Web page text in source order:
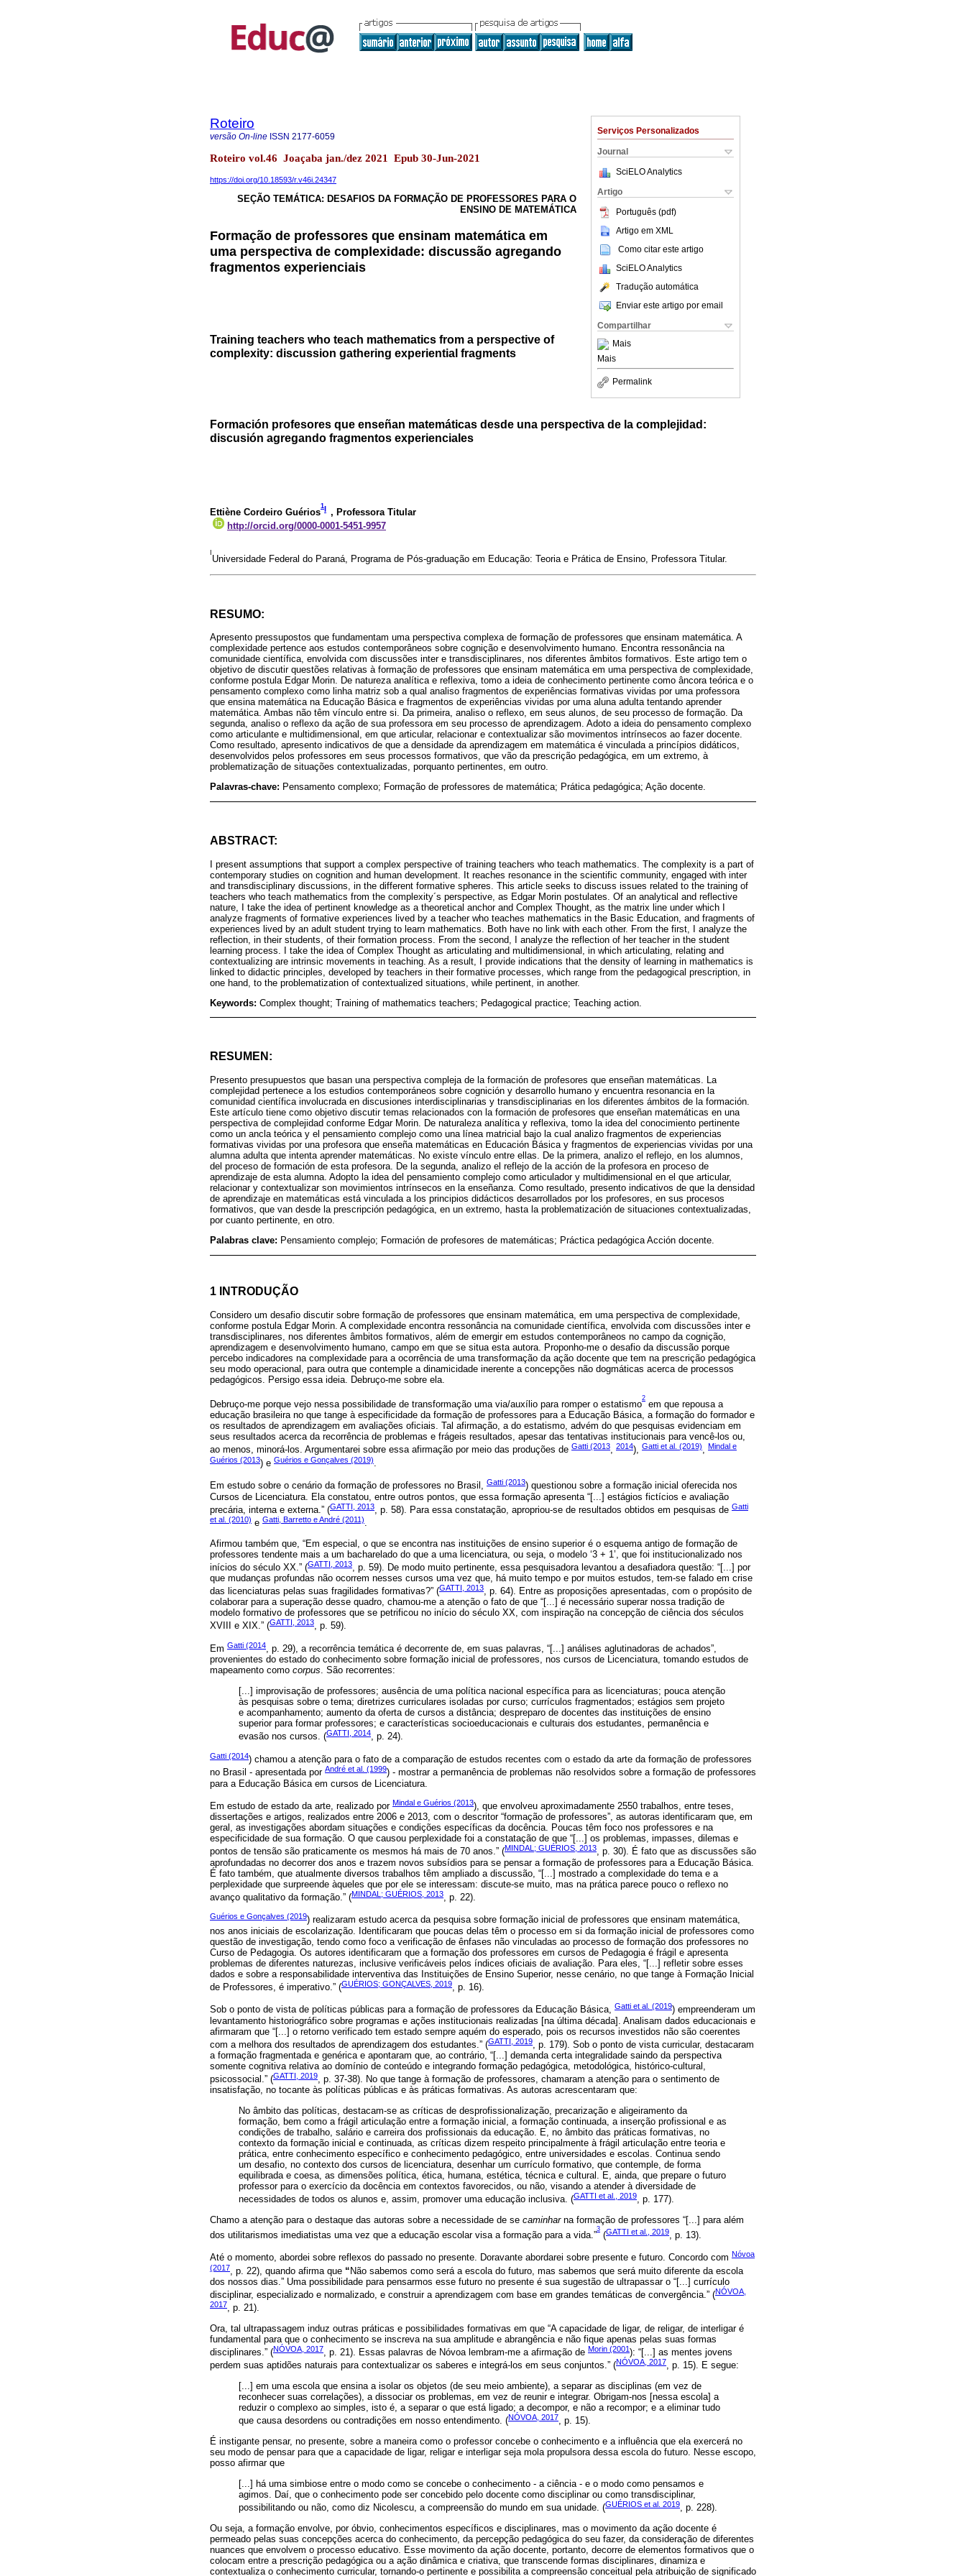
Serviços Personalizados
Journal
SciELO Analytics
Artigo
Português (pdf)
Artigo em XML
Como citar este artigo
SciELO Analytics
Tradução automática
Enviar este artigo por email
Compartilhar
Mais
Mais
Permalink
Roteiro
versão On-line ISSN 2177-6059
Roteiro vol.46 Joaçaba jan./dez 2021 Epub 30-Jun-2021
https://doi.org/10.18593/r.v46i.24347
SEÇÃO TEMÁTICA: DESAFIOS DA FORMAÇÃO DE PROFESSORES PARA O
ENSINO DE MATEMÁTICA
Formação de professores que ensinam matemática em
uma perspectiva de complexidade: discussão agregando
fragmentos experienciais
Training teachers who teach mathematics from a perspective of
complexity: discussion gathering experiential fragments
Formación profesores que enseñan matemáticas desde una perspectiva de la complejidad:
discusión agregando fragmentos experienciales
Ettiène Cordeiro Guérios
1I , Professora Titular
http://orcid.org/0000-0001-5451-9957
Universidade Federal do Paraná, Programa de Pós-graduação em Educação: Teoria e Prática de Ensino, Professora Titular.
RESUMO:
Apresento pressupostos que fundamentam uma perspectiva complexa de formação de professores que ensinam matemática. A
complexidade pertence aos estudos contemporâneos sobre cognição e desenvolvimento humano. Encontra ressonância na
comunidade científica, envolvida com discussões inter e transdisciplinares, nos diferentes âmbitos formativos. Este artigo tem o
objetivo de discutir questões relativas à formação de professores que ensinam matemática em uma perspectiva de complexidade,
conforme postula Edgar Morin. De natureza analítica e reflexiva, tomo a ideia de conhecimento pertinente como âncora teórica e o
pensamento complexo como linha matriz sob a qual analiso fragmentos de experiências formativas vividas por uma professora
que ensina matemática na Educação Básica e fragmentos de experiências vividas por uma aluna adulta tentando aprender
matemática. Ambas não têm vínculo entre si. Da primeira, analiso o reflexo, em seus alunos, de seu processo de formação. Da
segunda, analiso o reflexo da ação de sua professora em seu processo de aprendizagem. Adoto a ideia do pensamento complexo
como articulante e multidimensional, em que articular, relacionar e contextualizar são movimentos intrínsecos ao fazer docente.
Como resultado, apresento indicativos de que a densidade da aprendizagem em matemática é vinculada a princípios didáticos,
desenvolvidos pelos professores em seus processos formativos, que vão da prescrição pedagógica, em um extremo, à
problematização de situações contextualizadas, porquanto pertinentes, em outro.
Palavras-chave: Pensamento complexo; Formação de professores de matemática; Prática pedagógica; Ação docente.
ABSTRACT:
I present assumptions that support a complex perspective of training teachers who teach mathematics. The complexity is a part of
contemporary studies on cognition and human development. It reaches resonance in the scientific community, engaged with inter
and transdisciplinary discussions, in the different formative spheres. This article seeks to discuss issues related to the training of
teachers who teach mathematics from the complexity´s perspective, as Edgar Morin postulates. Of an analytical and reflective
nature, I take the idea of pertinent knowledge as a theoretical anchor and Complex Thought, as the matrix line under which I
analyze fragments of formative experiences lived by a teacher who teaches mathematics in the Basic Education, and fragments of
experiences lived by an adult student trying to learn mathematics. Both have no link with each other. From the first, I analyze the
reflection, in their students, of their formation process. From the second, I analyze the reflection of her teacher in the student
learning process. I take the idea of Complex Thought as articulating and multidimensional, in which articulating, relating and
contextualizing are intrinsic movements in teaching. As a result, I provide indications that the density of learning in mathematics is
linked to didactic principles, developed by teachers in their formative processes, which range from the pedagogical prescription, in
one hand, to the problematization of contextualized situations, while pertinent, in another.
Keywords: Complex thought; Training of mathematics teachers; Pedagogical practice; Teaching action.
RESUMEN:
Presento presupuestos que basan una perspectiva compleja de la formación de profesores que enseñan matemáticas. La
complejidad pertenece a los estudios contemporáneos sobre cognición y desarrollo humano y encuentra resonancia en la
comunidad científica involucrada en discusiones interdisciplinarias y transdisciplinarias en los diferentes ámbitos de la formación.
Este artículo tiene como objetivo discutir temas relacionados con la formación de profesores que enseñan matemáticas en una
perspectiva de complejidad conforme Edgar Morin. De naturaleza analítica y reflexiva, tomo la idea del conocimiento pertinente
como un ancla teórica y el pensamiento complejo como una línea matricial bajo la cual analizo fragmentos de experiencias
formativas vividas por una profesora que enseña matemáticas en Educación Básica y fragmentos de experiencias vividas por una
alumna adulta que intenta aprender matemáticas. No existe vínculo entre ellas. De la primera, analizo el reflejo, en los alumnos,
del proceso de formación de esta profesora. De la segunda, analizo el reflejo de la acción de la profesora en proceso de
aprendizaje de esta alumna. Adopto la idea del pensamiento complejo como articulador y multidimensional en el que articular,
relacionar y contextualizar son movimientos intrínsecos en la enseñanza. Como resultado, presento indicativos de que la densidad
de aprendizaje en matemáticas está vinculada a los principios didácticos desarrollados por los profesores, en sus procesos
formativos, que van desde la prescripción pedagógica, en un extremo, hasta la problematización de situaciones contextualizadas,
por cuanto pertinente, en otro.
Palabras clave: Pensamiento complejo; Formación de profesores de matemáticas; Práctica pedagógica Acción docente.
1 INTRODUÇÃO
Considero um desafio discutir sobre formação de professores que ensinam matemática, em uma perspectiva de complexidade,
conforme postula Edgar Morin. A complexidade encontra ressonância na comunidade científica, envolvida com discussões inter e
transdisciplinares, nos diferentes âmbitos formativos, além de emergir em estudos contemporâneos no campo da cognição,
aprendizagem e desenvolvimento humano, campo em que se situa esta autora. Proponho-me o desafio da discussão porque
percebo indicadores na complexidade para a ocorrência de uma transformação da ação docente que tem na prescrição pedagógica
seu modo operacional, para outra que contemple a dinamicidade inerente a concepções não dogmáticas acerca de processos
pedagógicos. Persigo essa ideia. Debruço-me sobre ela.
Debruço-me porque vejo nessa possibilidade de transformação uma via/auxílio para romper o estatismo
2
em que repousa a
educação brasileira no que tange à especificidade da formação de professores para a Educação Básica, a formação do formador e
os resultados de aprendizagem em avaliações oficiais. Tal afirmação, a do estatismo, advém do que pesquisas evidenciam em
seus resultados acerca da recorrência de problemas e frágeis resultados, apesar das tentativas institucionais para vencê-los ou,
ao menos, minorá-los. Argumentarei sobre essa afirmação por meio das produções de Gatti (2013, 2014), Gatti et al. (2019), Mindal e
Guérios (2013) e Guérios e Gonçalves (2019).
Em estudo sobre o cenário da formação de professores no Brasil, Gatti (2013) questionou sobre a formação inicial oferecida nos
Cursos de Licenciatura. Ela constatou, entre outros pontos, que essa formação apresenta “[...] estágios fictícios e avaliação
precária, interna e externa.” (GATTI, 2013 , p. 58). Para essa constatação, apropriou-se de resultados obtidos em pesquisas de Gatti
et al. (2010) e Gatti, Barretto e André (2011).
Afirmou também que, “Em especial, o que se encontra nas instituições de ensino superior é o esquema antigo de formação de
professores tendente mais a um bacharelado do que a uma licenciatura, ou seja, o modelo ‘3 + 1’, que foi institucionalizado nos
inícios do século XX.” (GATTI, 2013
, p. 59). De modo muito pertinente, essa pesquisadora levantou a desafiadora questão: “[...] por
que mudanças profundas não ocorrem nesses cursos uma vez que, há muito tempo e por muitos estudos, tem-se falado em crise
das licenciaturas pelas suas fragilidades formativas?” (GATTI, 2013, p. 64). Entre as proposições apresentadas, com o propósito de
colaborar para a superação desse quadro, chamou-me a atenção o fato de que “[...] é necessário superar nossa tradição de
modelo formativo de professores que se petrificou no início do século XX, com inspiração na concepção de ciência dos séculos
XVIII e XIX.” (GATTI, 2013, p. 59).
Em Gatti (2014, p. 29), a recorrência temática é decorrente de, em suas palavras, “[...] análises aglutinadoras de achados”,
provenientes do estado do conhecimento sobre formação inicial de professores, nos cursos de Licenciatura, tomando estudos de
mapeamento como corpus. São recorrentes:
[...] improvisação de professores; ausência de uma política nacional específica para as licenciaturas; pouca atenção
às pesquisas sobre o tema; diretrizes curriculares isoladas por curso; currículos fragmentados; estágios sem projeto
e acompanhamento; aumento da oferta de cursos a distância; despreparo de docentes das instituições de ensino
superior para formar professores; e características socioeducacionais e culturais dos estudantes, permanência e
evasão nos cursos. (GATTI, 2014, p. 24).
Gatti (2014) chamou a atenção para o fato de a comparação de estudos recentes com o estado da arte da formação de professores
no Brasil - apresentada por André et al. (1999) - mostrar a permanência de problemas não resolvidos sobre a formação de professores
para a Educação Básica em cursos de Licenciatura.
Em estudo de estado da arte, realizado por Mindal e Guérios (2013), que envolveu aproximadamente 2550 trabalhos, entre teses,
dissertações e artigos, realizados entre 2006 e 2013, com o descritor “formação de professores”, as autoras identificaram que, em
geral, as investigações abordam situações e condições específicas da docência. Poucas têm foco nos professores e na
especificidade de sua formação. O que causou perplexidade foi a constatação de que “[...] os problemas, impasses, dilemas e
pontos de tensão são praticamente os mesmos há mais de 70 anos.” (MINDAL; GUÉRIOS, 2013, p. 30). É fato que as discussões são
aprofundadas no decorrer dos anos e trazem novos subsídios para se pensar a formação de professores para a Educação Básica.
É fato também, que atualmente diversos trabalhos têm ampliado a discussão, “[...] mostrado a complexidade do tema e a
perplexidade que surpreende àqueles que por ele se interessam: discute-se muito, mas na prática parece pouco o reflexo no
avanço qualitativo da formação.” (MINDAL; GUÉRIOS, 2013, p. 22).
Guérios e Gonçalves (2019) realizaram estudo acerca da pesquisa sobre formação inicial de professores que ensinam matemática,
nos anos iniciais de escolarização. Identificaram que poucas delas têm o processo em si da formação inicial de professores como
questão de investigação, tendo como foco a verificação de ênfases não vinculadas ao processo de formação dos professores no
Curso de Pedagogia. Os autores identificaram que a formação dos professores em cursos de Pedagogia é frágil e apresenta
problemas de diferentes naturezas, inclusive verificáveis pelos índices oficiais de avaliação. Para eles, “[...] refletir sobre esses
dados e sobre a responsabilidade interventiva das Instituições de Ensino Superior, nesse cenário, no que tange à Formação Inicial
de Professores, é imperativo.” (GUÉRIOS; GONÇALVES, 2019 , p. 16).
Sob o ponto de vista de políticas públicas para a formação de professores da Educação Básica, Gatti et al. (2019) empreenderam um
levantamento historiográfico sobre programas e ações institucionais realizadas [na última década]. Analisam dados educacionais e
afirmaram que “[...] o retorno verificado tem estado sempre aquém do esperado, pois os recursos investidos não são coerentes
com a melhora dos resultados de aprendizagem dos estudantes.” (GATTI, 2019
, p. 179). Sob o ponto de vista curricular, destacaram
a formação fragmentada e genérica e apontaram que, ao contrário, “[...] demanda certa integralidade saindo da perspectiva
somente cognitiva relativa ao domínio de conteúdo e integrando formação pedagógica, metodológica, histórico-cultural,
psicossocial.” (GATTI, 2019, p. 37-38). No que tange à formação de professores, chamaram a atenção para o sentimento de
insatisfação, no tocante às políticas públicas e às práticas formativas. As autoras acrescentaram que:
No âmbito das políticas, destacam-se as críticas de desprofissionalização, precarização e aligeiramento da
formação, bem como a frágil articulação entre a formação inicial, a formação continuada, a inserção profissional e as
condições de trabalho, salário e carreira dos profissionais da educação. E, no âmbito das práticas formativas, no
contexto da formação inicial e continuada, as críticas dizem respeito principalmente à frágil articulação entre teoria e
prática, entre conhecimento específico e conhecimento pedagógico, entre universidades e escolas. Continua sendo
um desafio, no contexto dos cursos de licenciatura, desenhar um currículo formativo, que contemple, de forma
equilibrada e coesa, as dimensões política, ética, humana, estética, técnica e cultural. E, ainda, que prepare o futuro
professor para o exercício da docência em contextos favorecidos, ou não, visando a atender à diversidade de
necessidades de todos os alunos e, assim, promover uma educação inclusiva. (GATTI et al., 2019, p. 177).
Chamo a atenção para o destaque das autoras sobre a necessidade de se caminharna formação de professores “[...] para além
dos utilitarismos imediatistas uma vez que a educação escolar visa a formação para a vida.”
3
(GATTI et al., 2019 , p. 13).
Até o momento, abordei sobre reflexos do passado no presente. Doravante abordarei sobre presente e futuro. Concordo com Nóvoa
(2017
, p. 22), quando afirma que “ Não sabemos como será a escola do futuro, mas sabemos que será muito diferente da escola
dos nossos dias.” Uma possibilidade para pensarmos esse futuro no presente é sua sugestão de ultrapassar o “[...] currículo
disciplinar, especializado e normalizado, e construir a aprendizagem com base em grandes temáticas de convergência.” (NÓVOA,
2017, p. 21).
Ora, tal ultrapassagem induz outras práticas e possibilidades formativas em que “A capacidade de ligar, de religar, de interligar é
fundamental para que o conhecimento se inscreva na sua amplitude e abrangência e não fique apenas pelas suas formas
disciplinares.” (NÓVOA, 2017, p. 21). Essas palavras de Nóvoa lembram-me a afirmação de Morin (2001): “[...] as mentes jovens
perdem suas aptidões naturais para contextualizar os saberes e integrá-los em seus conjuntos.” (NÓVOA, 2017, p. 15). E segue:
[...] em uma escola que ensina a isolar os objetos (de seu meio ambiente), a separar as disciplinas (em vez de
reconhecer suas correlações), a dissociar os problemas, em vez de reunir e integrar. Obrigam-nos [nessa escola] a
reduzir o complexo ao simples, isto é, a separar o que está ligado; a decompor, e não a recompor; e a eliminar tudo
que causa desordens ou contradições em nosso entendimento. (NÓVOA, 2017, p. 15).
É instigante pensar, no presente, sobre a maneira como o professor concebe o conhecimento e a influência que ela exercerá no
seu modo de pensar para que a capacidade de ligar, religar e interligar seja mola propulsora dessa escola do futuro. Nesse escopo,
posso afirmar que
[...] há uma simbiose entre o modo como se concebe o conhecimento - a ciência - e o modo como pensamos e
agimos. Daí, que o conhecimento pode ser concebido pelo docente como disciplinar ou como transdisciplinar,
possibilitando ou não, como diz Nicolescu, a compreensão do mundo em sua unidade. (GUÉRIOS et al. 2019, p. 228).
Ou seja, a formação envolve, por óbvio, conhecimentos específicos e disciplinares, mas o movimento da ação docente é
permeado pelas suas concepções acerca do conhecimento, da percepção pedagógica do seu fazer, da consideração de diferentes
nuances que envolvem o processo educativo. Esse movimento da ação docente, portanto, decorre de elementos formativos que o
colocam entre a prescrição pedagógica ou a ação dinâmica e criativa, que transcende formas disciplinares, dinamiza e
contextualiza o conhecimento curricular, tornando-o pertinente e possibilita a compreensão conceitual pela atribuição de significado